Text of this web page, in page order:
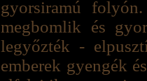
gyorsiramú
megbomlik és
legyőzték -
emberek gyengék